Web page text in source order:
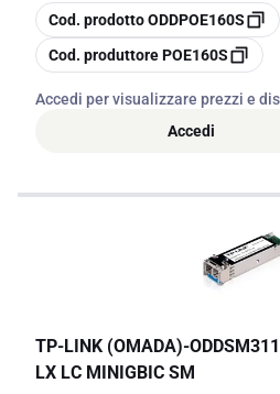
copia
Cod. prodottoODDPOE160S
copia
Cod. produttorePOE160S
Accedi per visualizzare prezzi e
Accedi
TP-LINK (OMADA)-
LX LC MINIGBIC SM